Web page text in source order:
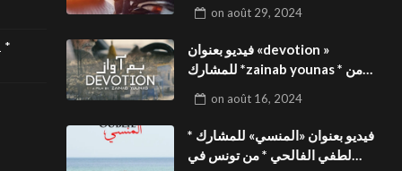
*
للفيدوهات التوعوية«Pizza
express »فيديو بعنوان
on août 29, 2024
فيديو بعنوان «devotion »
للمشارك *zainab younas * من
بالمهرجان الدولي للفيدوهات
التوعوية Season 4 FIVS
on août 16, 2024
فيديو بعنوان «المنسي» للمشارك *
لطفي الفالحي * من تونس في